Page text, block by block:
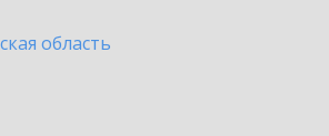
область